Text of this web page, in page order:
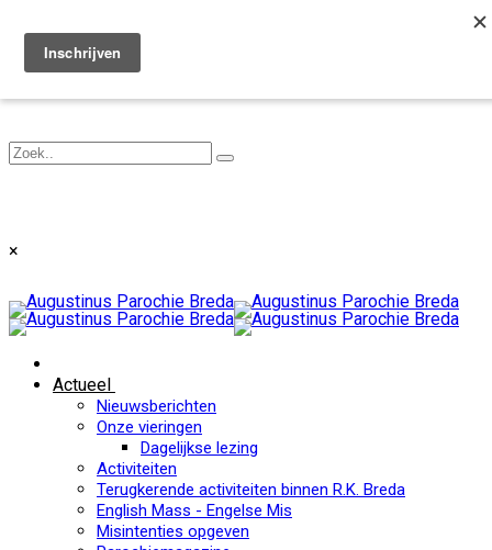
Toggle navigation
×
Actueel
Nieuwsberichten
Onze vieringen
Dagelijkse lezing
Activiteiten
Terugkerende activiteiten binnen R.K. Breda
English Mass - Engelse Mis
Misintenties opgeven